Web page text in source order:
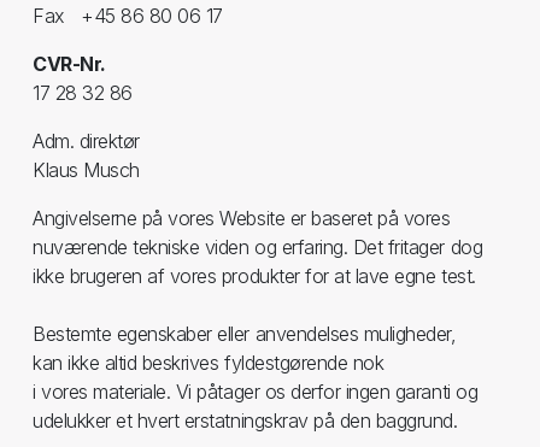
Fax +45 86 80 06 17
CVR-Nr.
17 28 32 86
Adm. direktør
Klaus Musch
Angivelserne på vores Website er baseret på vores
nuværende tekniske viden og erfaring. Det fritager dog
ikke brugeren af vores produkter for at lave egne test.
Bestemte egenskaber eller anvendelses muligheder,
kan ikke altid beskrives fyldestgørende nok
i vores materiale. Vi påtager os derfor ingen garanti og
udelukker et hvert erstatningskrav på den baggrund.